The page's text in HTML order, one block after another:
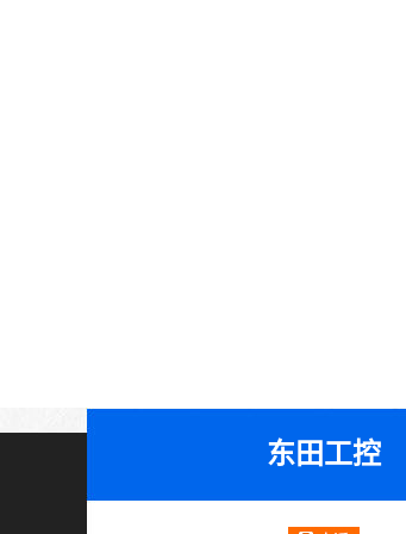
东田工控